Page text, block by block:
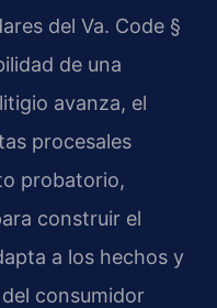
del Va. Code §
de una
avanza, el
procesales
probatorio,
construir el
a los hechos y
consumidor